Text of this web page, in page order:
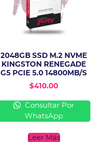
2048GB SSD M.2 NVME
KINGSTON RENEGADE
G5 PCIE 5.0 14800MB/S
$410.00
Consultar Por
WhatsApp
Leer Más